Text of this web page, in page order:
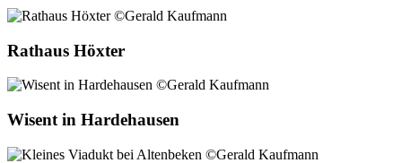
Rathaus Höxter
Wisent in Hardehausen